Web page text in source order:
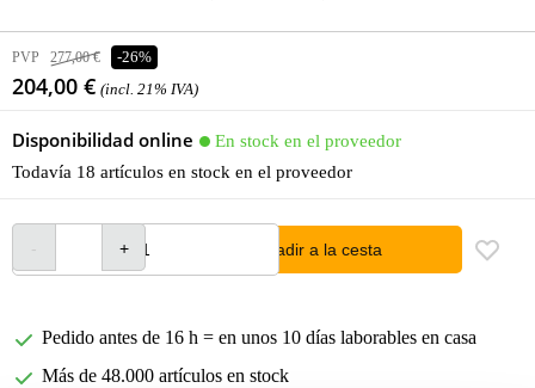
PVP 277,00 € -26%
204,00 € (incl. 21% IVA)
Disponibilidad online
En stock en el proveedor
Todavía 18 artículos en stock en el proveedor
añadir a la cesta
Pedido antes de 16 h = en unos 10 días laborables en casa
Más de 48.000 artículos en stock